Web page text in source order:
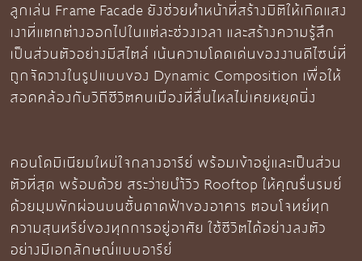
ลูกเล่น Frame Facade ยังช่วยทำหน้าที่สร้างมิติให้เกิดแสง
เงาที่แตกต่างออกไปในแต่ละช่วงเวลา และสร้างความรู้สึก
เป็นส่วนตัวอย่างมีสไตล์ เน้นความโดดเด่นของงานดีไซน์ที่
ถูกจัดวางในรูปแบบของ Dynamic Composition เพื่อให้
สอดคล้องกับวิถีชีวิตคนเมืองที่ลื่นไหลไม่เคยหยุดนิ่ง
คอนโดมิเนียมใหม่ใจกลางอารีย์ พร้อมเข้าอยู่และเป็นส่วน
ตัวที่สุด พร้อมด้วย สระว่ายนำ้วิว Rooftop ให้คุณรื่นรมย์
ด้วยมุมพักผ่อนบนชั้นดาดฟ้าของอาคาร ตอบโจทย์ทุก
ความสุนทรีย์ของทุกการอยู่อาศัย ใช้ชีวิตได้อย่างลงตัว
อย่างมีเอกลักษณ์แบบอารีย์